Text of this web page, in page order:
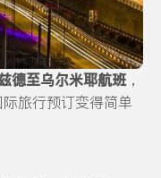
德至乌尔米耶航班，
旅行预订变得简单